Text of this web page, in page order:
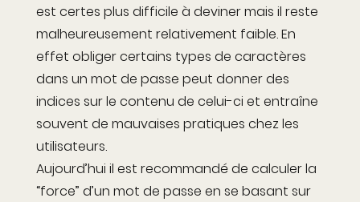
est certes plus difficile à deviner mais il reste
malheureusement relativement faible. En
effet obliger certains types de caractères
dans un mot de passe peut donner des
indices sur le contenu de celui-ci et entraîne
souvent de mauvaises pratiques chez les
utilisateurs.
Aujourd’hui il est recommandé de calculer la
“force” d’un mot de passe en se basant sur